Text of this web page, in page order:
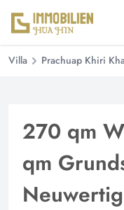
Villa Prachuap Khiri
270 qm
qm
Neuwertig